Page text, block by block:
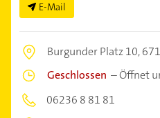
E-Mail
Burgunder Platz 10,
Geschlossen –Öffnet
06236 8 81 81